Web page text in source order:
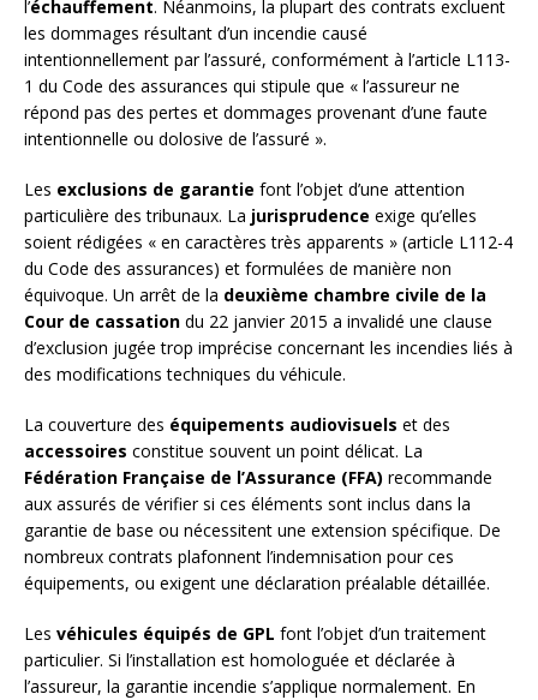
l’échauffement. Néanmoins, la plupart des contrats excluent
les dommages résultant d’un incendie causé
intentionnellement par l’assuré, conformément à l’article L113-
1 du Code des assurances qui stipule que « l’assureur ne
répond pas des pertes et dommages provenant d’une faute
intentionnelle ou dolosive de l’assuré ».
Les exclusions de garantie font l’objet d’une attention
particulière des tribunaux. La jurisprudence exige qu’elles
soient rédigées « en caractères très apparents » (article L112-4
du Code des assurances) et formulées de manière non
équivoque. Un arrêt de la deuxième chambre civile de la
Cour de cassation du 22 janvier 2015 a invalidé une clause
d’exclusion jugée trop imprécise concernant les incendies liés à
des modifications techniques du véhicule.
La couverture des équipements audiovisuels et des
accessoires constitue souvent un point délicat. La
Fédération Française de l’Assurance (FFA) recommande
aux assurés de vérifier si ces éléments sont inclus dans la
garantie de base ou nécessitent une extension spécifique. De
nombreux contrats plafonnent l’indemnisation pour ces
équipements, ou exigent une déclaration préalable détaillée.
Les véhicules équipés de GPL font l’objet d’un traitement
particulier. Si l’installation est homologuée et déclarée à
l’assureur, la garantie incendie s’applique normalement. En